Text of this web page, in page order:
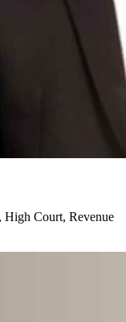
Court, Revenue